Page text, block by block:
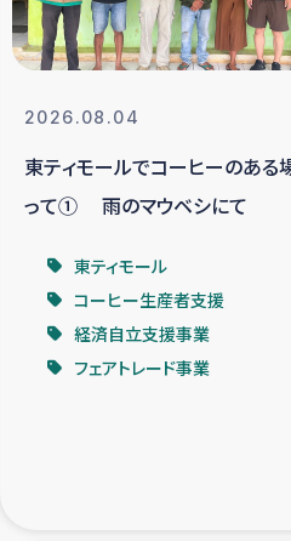
ども支援
糧・越冬支援
2026.08.04
東ティモールでコーヒーのある
って① 雨のマウベシにて
東ティモール
コーヒー生産者支援
経済自立支援事業
フェアトレード事業